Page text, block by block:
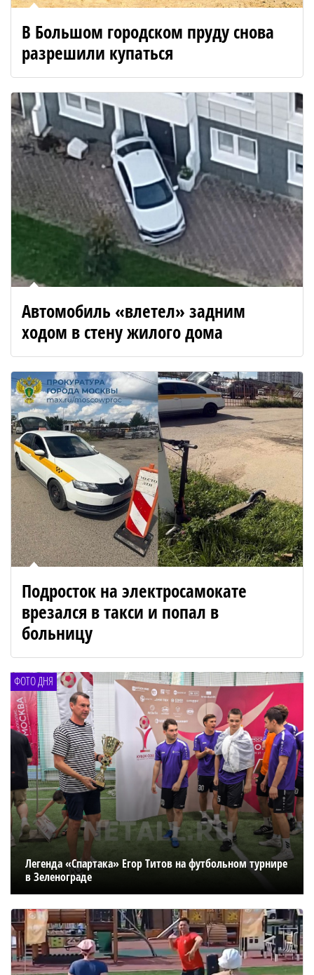
В Большом городском пруду снова
разрешили купаться
Автомобиль «влетел» задним
ходом в стену жилого дома
Подросток на электросамокате
врезался в такси и попал в
больницу
ФОТО ДНЯ
Легенда «Спартака» Егор Титов на футбольном турнире
в Зеленограде